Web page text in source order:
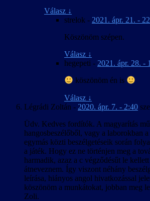
Válasz ↓
strelok - 2021. ápr. 21. -
Köszönöm szépen.
Válasz ↓
hegepeti - 2021. ápr. 28. -
köszönöm én is
Válasz ↓
Légrádi Zoltán - 2020. ápr. 7. - 2:40
Üdv. Kedves fordítók. A magyarítás
hangosbeszélőből, vagy a laborokban
egymás közti beszélgetéseik során
a játék. Hogy ez ne történjen meg a
harmadik, azaz a c végződésűt le
átneveznem. Így viszont néhány
leírása, hiányos angol hivatkozással
köszönöm a munkátokat, jobban meg
Zoli.